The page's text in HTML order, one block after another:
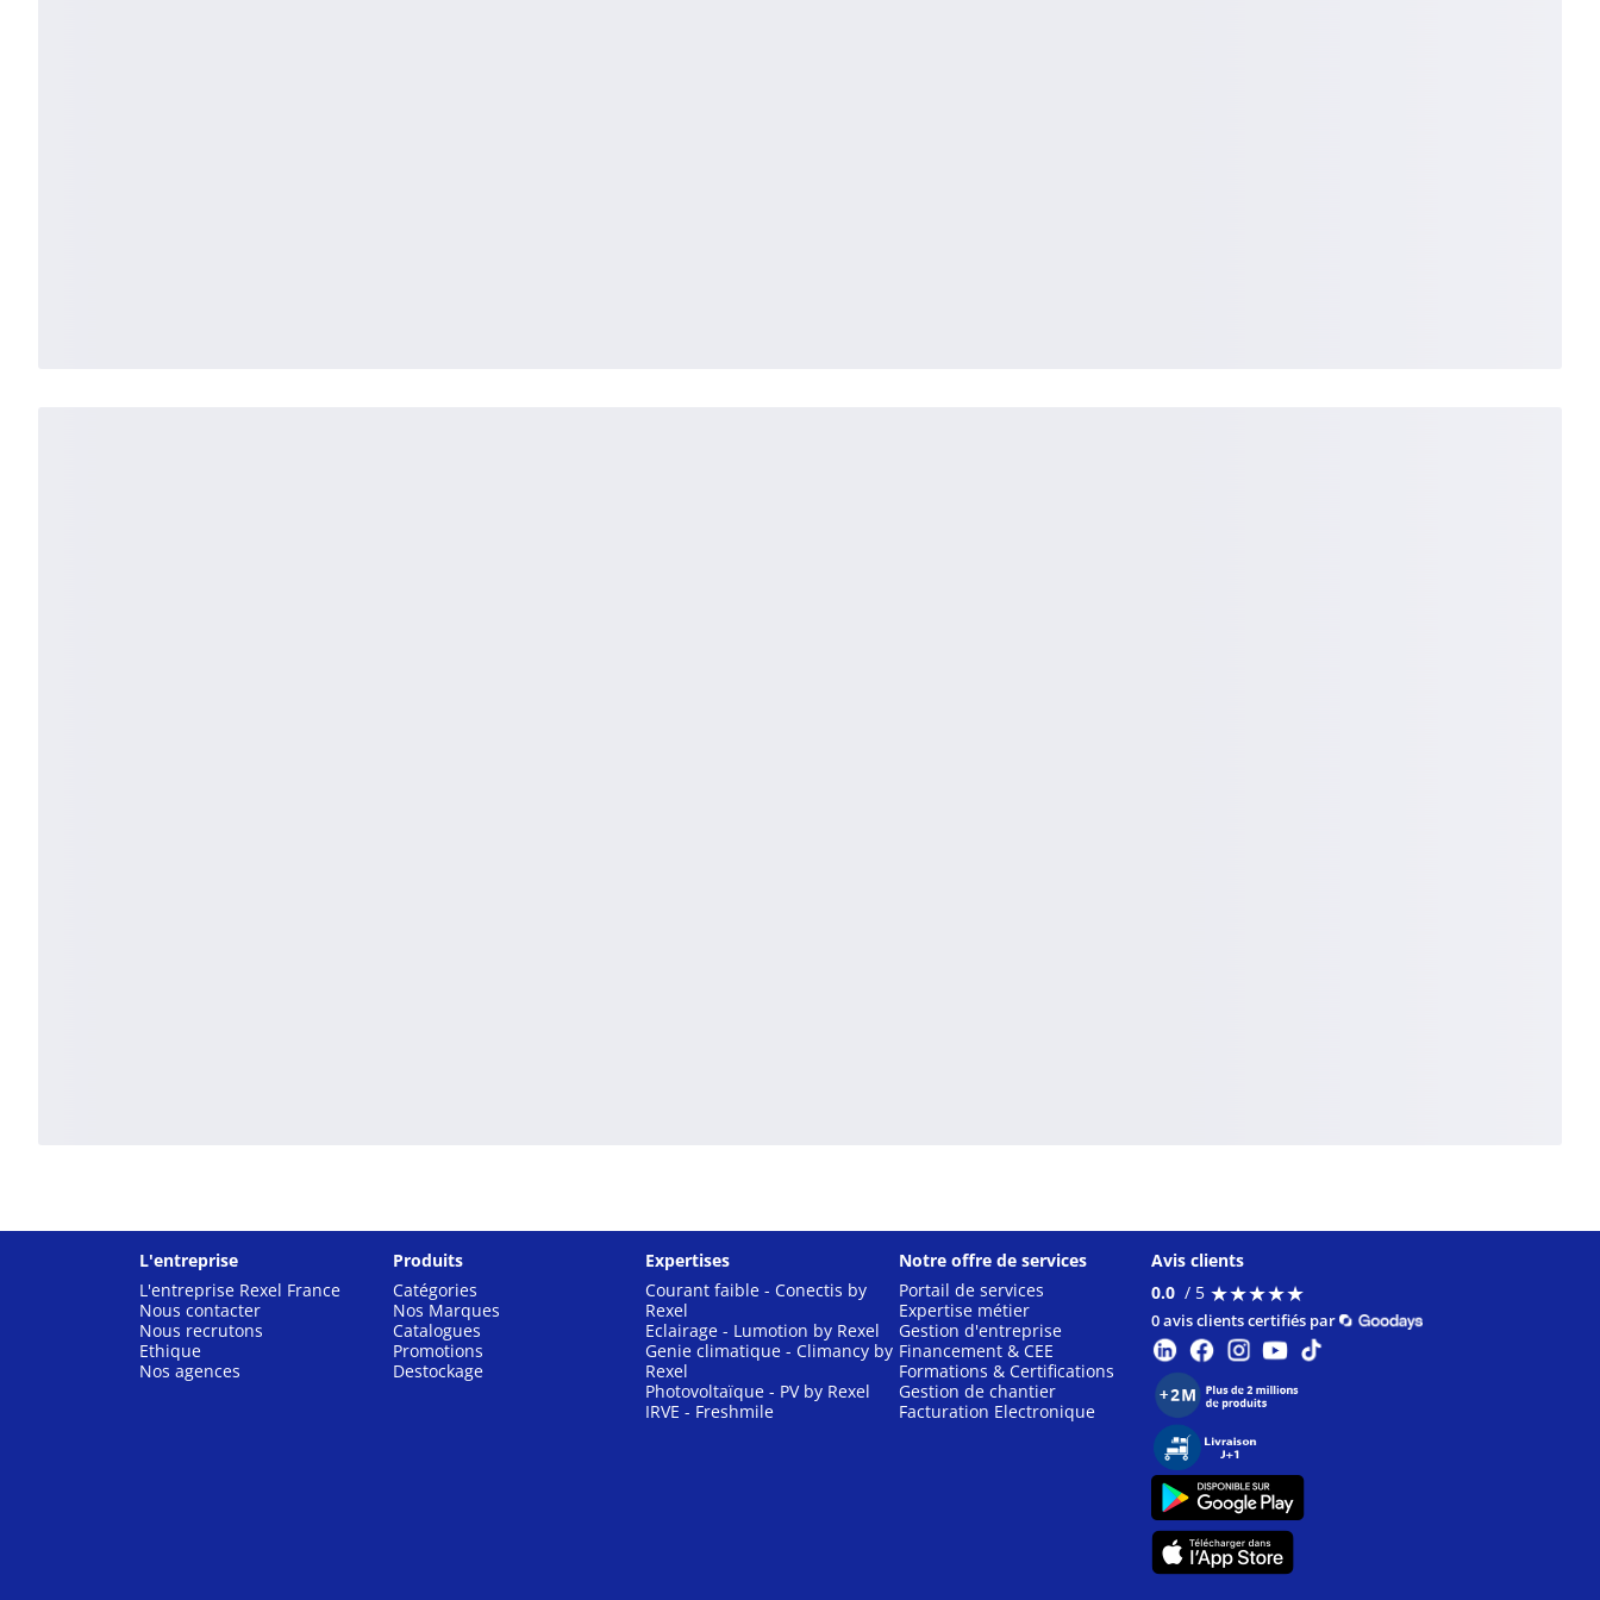
L'entreprise
L'entreprise Rexel France
Nous contacter
Nous recrutons
Ethique
Nos agences
Produits
Catégories
Nos Marques
Catalogues
Promotions
Destockage
Expertises
Courant faible - Conectis by
Rexel
Eclairage - Lumotion by Rexel
Genie climatique - Climancy by
Rexel
Photovoltaïque - PV by Rexel
IRVE - Freshmile
Notre offre de services
Portail de services
Expertise métier
Gestion d'entreprise
Financement & CEE
Formations & Certifications
Gestion de chantier
Facturation Electronique
Avis clients
0.0 / 5 ★★★★★
★★★★★
0 avis clients certifiés par